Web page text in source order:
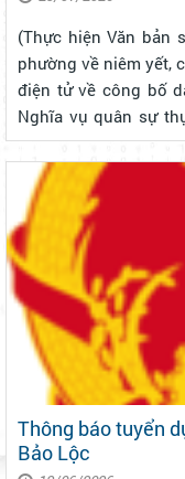
(Thực hiện Văn bản
phường về niêm yết,
điện tử về công bố
Nghĩa vụ quân sự
hiện Quyết định số
Quốc phòng về công
Thông báo tuyển
Bảo Lộc